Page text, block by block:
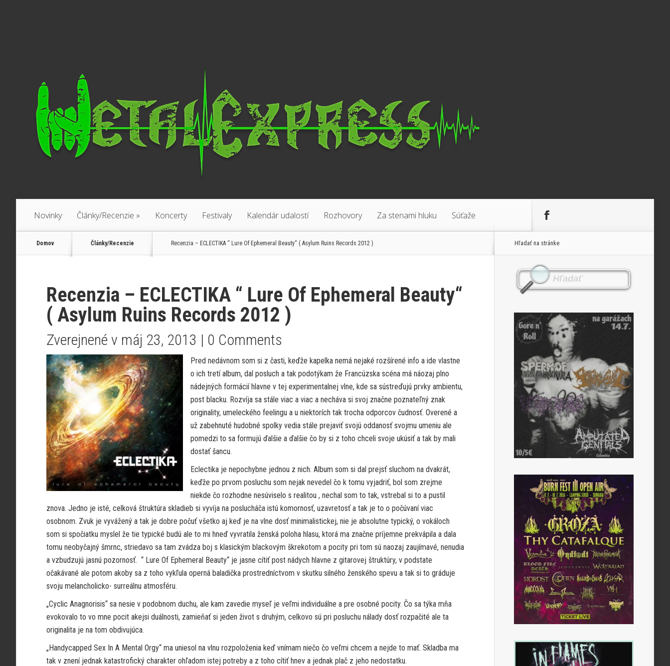
Novinky Články/Recenzie » Koncerty Festivaly Kalendár udalostí Rozhovory Za stenami hluku Súťaže
Domov Články/Recenzie Recenzia – ECLECTIKA “ Lure Of Ephemeral Beauty“ ( Asylum Ruins Records 2012 )
Recenzia – ECLECTIKA “ Lure Of Ephemeral Beauty“
( Asylum Ruins Records 2012 )
Zverejnené v máj 23, 2013 | 0 Comments
Pred nedávnom som si z časti, keďže kapelka nemá nejaké rozšírené info a ide vlastne
o ich tretí album, dal posluch a tak podotýkam že Francúzska scéna má náozaj plno
nádejných formácií hlavne v tej experimentalnej vlne, kde sa sústreďujú prvky ambientu,
post blacku. Rozvíja sa stále viac a viac a necháva si svoj značne poznateľný znak
originality, umeleckého feelingu a u niektorích tak trocha odporcov čudnosť. Overené a
už zabehnuté hudobné spolky vedia stále prejaviť svojú oddanosť svojmu umeniu ale
pomedzi to sa formujú ďalšie a ďalšie čo by si z toho chceli svoje ukúsiť a tak by mali
dostať šancu.
Eclectika je nepochybne jednou z nich. Album som si dal prejsť sluchom na dvakrát,
keďže po prvom posluchu som nejak nevedel čo k tomu vyjadriť, bol som zrejme
niekde čo rozhodne nesúviselo s realitou , nechal som to tak, vstrebal si to a pustil
znova. Jedno je isté, celková štruktúra skladieb si vyvíja na poslucháča istú komornosť, uzavretosť a tak je to o počúvaní viac
osobnom. Zvuk je vyvážený a tak je dobre počuť všetko aj keď je na vlne dosť minimalistickej, nie je absolutne typický, o vokáloch
som si spočiatku myslel že tie typické budú ale to mi hneď vyvratila ženská poloha hlasu, ktorá ma značne príjemne prekvápila a dala
tomu neobyčajný šmrnc, striedavo sa tam zvádza boj s klasickým blackovým škrekotom a pocity pri tom sú naozaj zaujímavé, nenudia
a vzbudzujú jasnú pozornosť. “ Lure Of Ephemeral Beauty“ je jasne cítiť post nádych hlavne z gitarovej štruktúry, v podstate
očakávané ale potom akoby sa z toho vykľula operná baladička prostredníctvom v skutku silného ženského spevu a tak si to gráduje
svoju melancholicko- surreálnu atmosféru.
„Cyclic Anagnorisis“ sa nesie v podobnom duchu, ale kam zavedie myseľ je veľmi individuálne a pre osobné pocity. Čo sa týka mňa
evokovalo to vo mne pocit akejsi duálnosti, zamieňať si jeden život s druhým, celkovo sú pri posluchu nálady dosť rozpačité ale ta
originalita je na tom obdivujúca.
„Handycapped Sex In A Mental Orgy“ ma uniesol na vlnu rozpoloženia keď vnímam niečo čo veľmi chcem a nejde to mať. Skladba ma
tak v znení jednak katastrofický charakter ohľadom istej potreby a z toho cítiť hnev a jednak plač z jeho nedostatku.
Hľadať na stránke